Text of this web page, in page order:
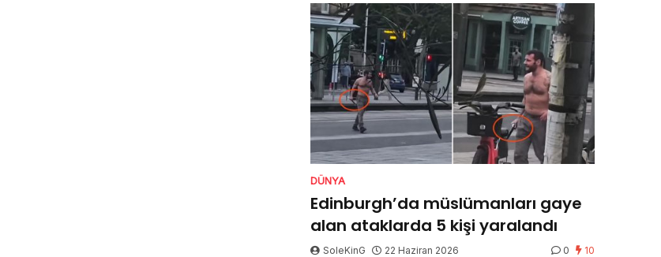
DÜNYA
Edinburgh’da müslümanları gaye
alan ataklarda 5 kişi yaralandı
SoleKinG 22 Haziran 2026 0 10